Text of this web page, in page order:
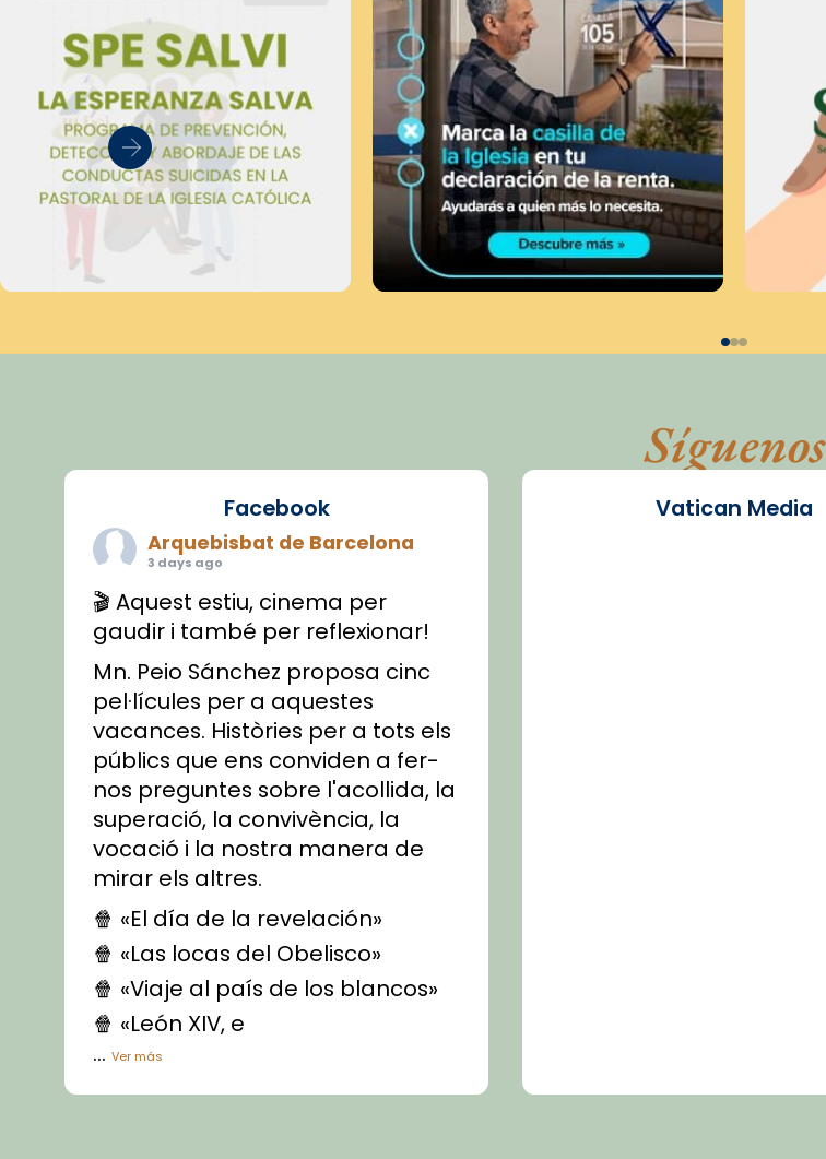
Síguenos
Facebook
Arquebisbat de Barcelona
3 days ago
🎬 Aquest estiu, cinema per
gaudir i també per reflexionar!
Mn. Peio Sánchez proposa cinc
pel·lícules per a aquestes
vacances. Històries per a tots els
públics que ens conviden a fer-
nos preguntes sobre l'acollida, la
superació, la convivència, la
vocació i la nostra manera de
mirar els altres.
🍿 «El día de la revelación»
🍿 «Las locas del Obelisco»
🍿 «Viaje al país de los blancos»
🍿 «León XIV, e
...Ver más
Vídeo
Vatican Media